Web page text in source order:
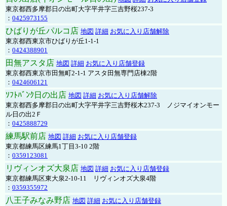
東京都西多摩郡日の出町大字平井字三吉野桜237-3
： 0425973155
ひばりが丘パルコ店 地図 詳細 お気に入り店舗解除
東京都西東京市ひばりが丘1-1-1
： 0424388901
田無アスタ店 地図 詳細 お気に入り店舗登録
東京都西東京市田無町2-1-1 アスタ田無専門店棟2階
： 0424606121
ｿﾌﾄﾊﾞﾝｸ日の出店 地図 詳細 お気に入り店舗解除
東京都西多摩郡日の出町大字平井字三吉野桜木237-3 ノジマイオンモー
ル日の出2Ｆ
： 0425888729
練馬駅前店 地図 詳細 お気に入り店舗登録
東京都練馬区練馬1丁目3-10 2階
： 0359123081
リヴィンオズ大泉店 地図 詳細 お気に入り店舗登録
東京都練馬区東大泉2-10-11 リヴィンオズ大泉4階
： 0359355972
八王子みなみ野店 地図 詳細 お気に入り店舗登録